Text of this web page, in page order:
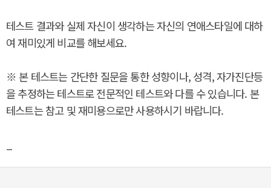
테스트 결과와 실제 자신이 생각하는 자신의 연애스타일에 대하
여 재미있게 비교를 해보세요.
※ 본 테스트는 간단한 질문을 통한 성향이나, 성격, 자가진단등
을 추정하는 테스트로 전문적인 테스트와 다를 수 있습니다. 본
테스트는 참고 및 재미용으로만 사용하시기 바랍니다.